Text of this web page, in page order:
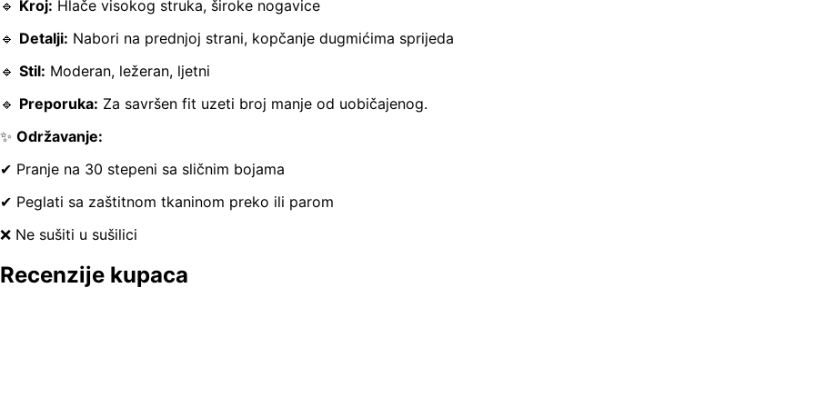
🔹 Kroj: Hlače visokog struka, široke nogavice
🔹 Detalji: Nabori na prednjoj strani, kopčanje dugmićima sprijeda
🔹 Stil: Moderan, ležeran, ljetni
🔹 Preporuka: Za savršen fit uzeti broj manje od uobičajenog.
✨ Održavanje:
✔ Pranje na 30 stepeni sa sličnim bojama
✔ Peglati sa zaštitnom tkaninom preko ili parom
❌ Ne sušiti u sušilici
Recenzije kupaca